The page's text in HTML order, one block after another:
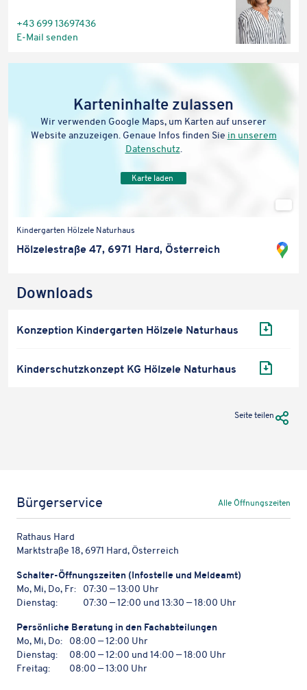
+43 699 13697436
E‑Mail senden
Karten­in­halte zulassen
Wir verwen­den Google Maps, um Karten auf unserer
Website anzu­zei­gen. Genaue Infos finden Sie in unserem
Daten­schutz.
Karte laden
auf
Kinder­gar­ten Hölzele Naturhaus
Hölz­ele­straße 47, 6971 Hard, Österreich
Down­loads
der
ba­
den
Konzep­tion Kinder­gar­ten Hölzele Naturhaus
Kinder­schutz­kon­zept KG Hölzele Naturhaus
Seite teilen URL
Bürgerservice Alle Öffnungszeiten
Rathaus Hard
Marktstraße 18, 6971 Hard, Österreich
Schal­ter-Öffnungs­zei­ten (Info­stelle und Meldeamt)
Mo, Mi, Do, Fr:
07:30 — 13:00 Uhr
Dienstag:
07:30 — 12:00 und 13:30 — 18:00 Uhr
Persön­li­che Bera­tung in den Fachabteilungen
Mo, Mi, Do:
08:00 — 12:00 Uhr
Dienstag:
08:00 — 12:00 und 14:00 — 18:00 Uhr
Freitag:
08:00 — 13:00 Uhr
Karteninhalte zulassen
Wir verwenden Google Maps, um Karten auf unserer Website
in unserem Datenschutz
Karte laden